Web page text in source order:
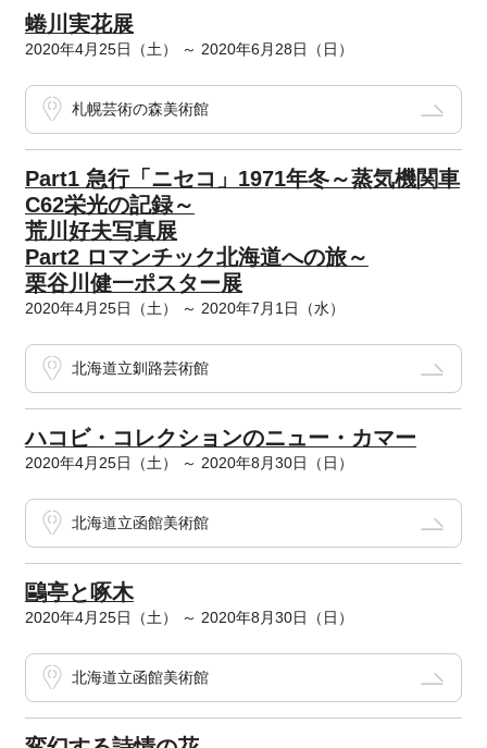
蜷川実花展
2020年4月25日（土） ～ 2020年6月28日（日）
札幌芸術の森美術館
Part1 急行「ニセコ」1971年冬～蒸気機関車
C62栄光の記録～
荒川好夫写真展
Part2 ロマンチック北海道への旅～
栗谷川健一ポスター展
2020年4月25日（土） ～ 2020年7月1日（水）
北海道立釧路芸術館
ハコビ・コレクションのニュー・カマー
2020年4月25日（土） ～ 2020年8月30日（日）
北海道立函館美術館
鷗亭と啄木
2020年4月25日（土） ～ 2020年8月30日（日）
北海道立函館美術館